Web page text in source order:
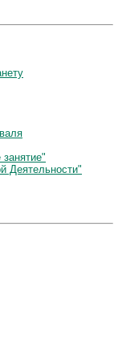
Деятельности"